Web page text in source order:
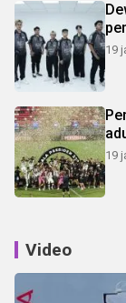
19
19
Video